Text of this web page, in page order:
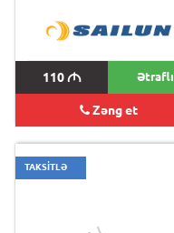
110M Ətraflı
Zəng et
TAKSİTLƏ